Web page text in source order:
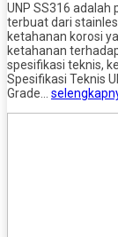
UNP SS316 adalah
terbuat dari
ketahanan korosi
ketahanan
spesifikasi teknis,
Spesifikasi Teknis
Grade…